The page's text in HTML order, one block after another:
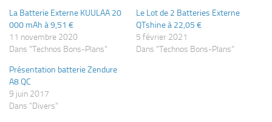
La Batterie Externe KUULAA 20
000 mAh à 9,51 €
11 novembre 2020
Dans "Technos Bons-Plans"
Le Lot de 2 Batteries Externe
QTshine à 22,05 €
5 février 2021
Dans "Technos Bons-Plans"
Présentation batterie Zendure
A8 QC
9 juin 2017
Dans "Divers"